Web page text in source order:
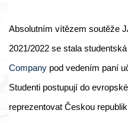
Absolutním vítězem soutěže
2021/2022 se stala
Company pod vedením paní
Studenti postupují do
reprezentovat Českou